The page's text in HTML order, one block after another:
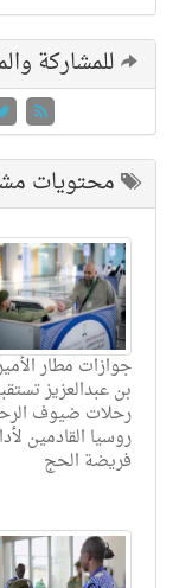
للمشاركة
محتويات
جوازات مطار
بن عبدالعزيز
رحلات ضيوف
روسيا القادمين
فريضة الحج